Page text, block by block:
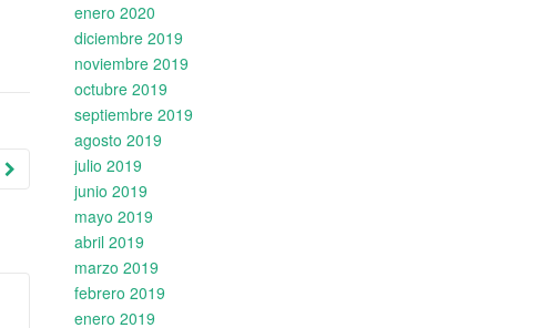
enero 2020
diciembre 2019
noviembre 2019
octubre 2019
septiembre 2019
agosto 2019
julio 2019
junio 2019
mayo 2019
abril 2019
marzo 2019
febrero 2019
enero 2019